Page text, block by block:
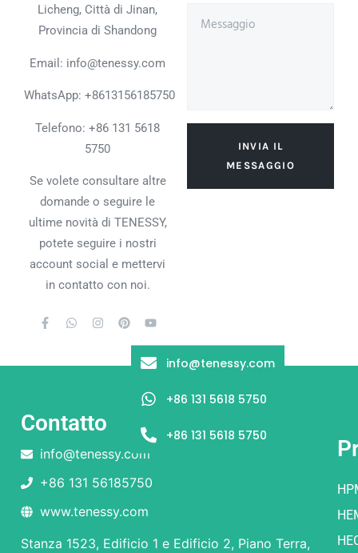
Licheng, Città di Jinan,
Provincia di Shandong
Email: info@tenessy.com
WhatsApp: +8613156185750
Telefono: +86 131 5618
5750
Se volete consultare altre
domande o seguire le
ultime novità di TENESSY,
potete seguire i nostri
account social e mettervi
in contatto con noi.
INVIA IL
MESSAGGIO
Contatto
info@tenessy.com
+86 131 56185750
www.tenessy.com
Stanza 1523, Edificio 1 e Edificio 2, Piano Terra,
info@tenessy.com
+86 131 5618 5750
+86 131 5618 5750